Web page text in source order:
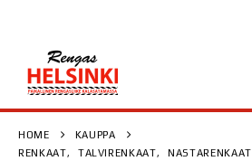
HOME
KAUPPA
RENKAAT, TALVIRENKAAT,
NASTARENKAAT